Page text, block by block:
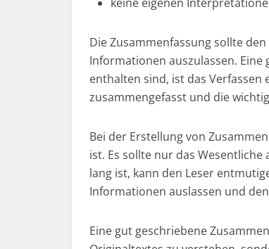
Die Zusammenfassung sollte
Informationen auszulassen.
enthalten sind, ist das Verfassen
zusammengefasst und die
Bei der Erstellung von
ist. Es sollte nur das
lang ist, kann den Leser
Informationen auslassen und
Eine gut geschriebene